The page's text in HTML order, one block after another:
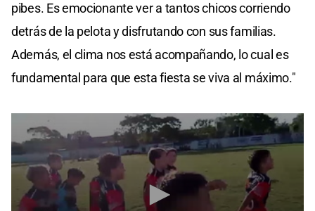
pibes. Es emocionante ver a tantos chicos corriendo
detrás de la pelota y disfrutando con sus familias.
Además, el clima nos está acompañando, lo cual es
fundamental para que esta fiesta se viva al máximo."